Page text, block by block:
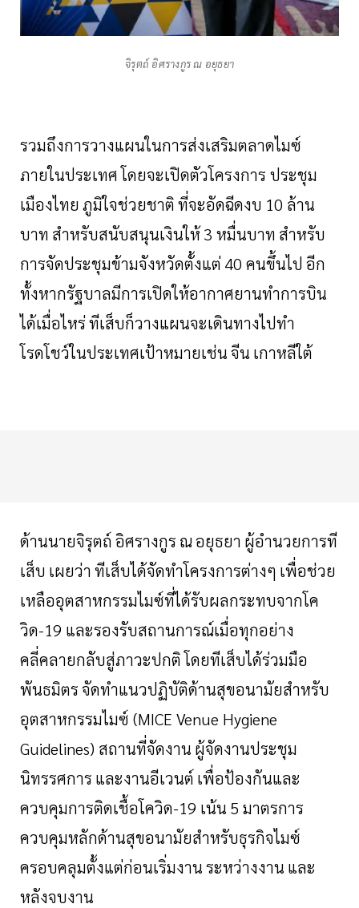
จิรุตถ์ อิศรางกูร ณ อยุธยา
รวมถึงการวางแผนในการส่งเสริมตลาดไมซ์
ภายในประเทศโดยจะเปิดตัวโครงการ ประชุม
เมืองไทยภูมิใจช่วยชาติที่จะอัดฉีดงบ 10 ล้าน
บาท สำหรับสนับสนุนเงินให้3 หมื่นบาท สำหรับ
การจัดประชุมข้ามจังหวัดตั้งแต่40 คนขึ้นไปอีก
ทั้งหากรัฐบาลมีการเปิดให้อากาศยานทำการบิน
ได้เมื่อไหร่ทีเส็บก็วางแผนจะเดินทางไปทำ
โรดโชว์ในประเทศเป้าหมายเช่นจีน เกาหลีใต้
ด้านนายจิรุตถ์อิศรางกูร ณอยุธยา ผู้อำนวยการที
เส็บ เผยว่าทีเส็บได้จัดทำโครงการต่างๆ เพื่อช่วย
เหลืออุตสาหกรรมไมซ์ที่ได้รับผลกระทบจากโค
วิด-19 และรองรับสถานการณ์เมื่อทุกอย่าง
คลี่คลายกลับสู่ภาวะปกติโดยทีเส็บได้ร่วมมือ
พันธมิตรจัดทำแนวปฏิบัติด้านสุขอนามัยสำหรับ
อุตสาหกรรมไมซ์ (MICE Venue Hygiene
Guidelines) สถานที่จัดงาน ผู้จัดงานประชุม
นิทรรศการ และงานอีเวนต์ เพื่อป้องกันและ
ควบคุมการติดเชื้อโควิด-19 เน้น 5 มาตรการ
ควบคุมหลักด้านสุขอนามัยสำหรับธุรกิจไมซ์
ครอบคลุมตั้งแต่ก่อนเริ่มงานระหว่างงาน และ
หลังจบงาน